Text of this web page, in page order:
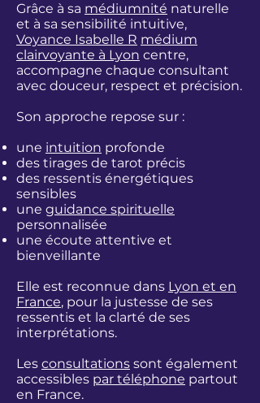
Grâce à sa médiumnité naturelle
et à sa sensibilité intuitive,
Voyance Isabelle R médium
clairvoyante à Lyon centre,
accompagne chaque consultant
avec douceur, respect et précision.
Son approche repose sur :
une intuition profonde
des tirages de tarot précis
des ressentis énergétiques
sensibles
une guidance spirituelle
personnalisée
une écoute attentive et
bienveillante
Elle est reconnue dans Lyon et en
France, pour la justesse de ses
ressentis et la clarté de ses
interprétations.
​Les consultations sont également
accessibles par téléphone partout
en France.